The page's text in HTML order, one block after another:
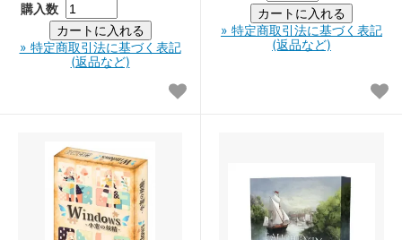
購入数
» 特定商取引法に基づく表記
(返品など)
» 特定商取引法に基づく表記
(返品など)